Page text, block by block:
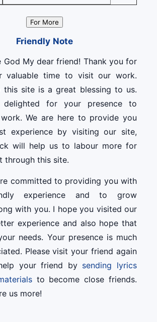
For More
Friendly Note
My dear friend! Thank you for
valuable time to visit our work.
site is a great blessing to us.
for your presence to
We are here to provide you
experience by visiting our site,
will help us to labour more for
through this site.
to providing you with
experience and to grow
with you. I hope you visited our
experience and also hope that
needs. Your presence is much
Please visit your friend again
your friend by sending lyrics
to become close friends.
us more!